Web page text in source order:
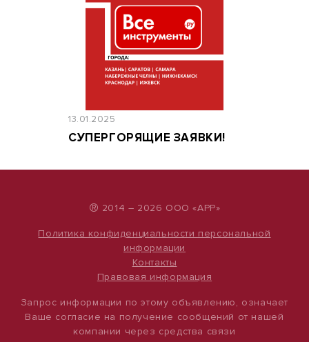
13.01.2025
СУПЕРГОРЯЩИЕ ЗАЯВКИ!
® 2014 – 2026 ООО «АРР»
Политика конфиденциальности персональной
информации
Контакты
Правовая информация
Запрос информации по этому объявлению, означает
Ваше согласие на получение сообщений от нашей
компании через средства связи